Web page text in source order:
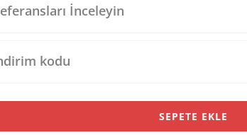
İnceleyin
kodu
SEPETE EKLE